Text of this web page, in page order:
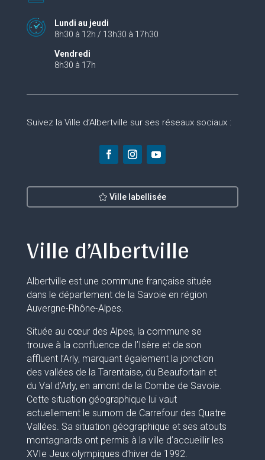
Lundi au jeudi
8h30 à 12h / 13h30 à 17h30
Vendredi
8h30 à 17h
Suivez la Ville d’Albertville sur ses réseaux sociaux :
Ville labellisée
Ville d’Albertville
Albertville est une commune française située
dans le département de la Savoie en région
Auvergne-Rhône-Alpes.
Située au cœur des Alpes, la commune se
trouve à la confluence de l’Isère et de son
affluent l’Arly, marquant également la jonction
des vallées de la Tarentaise, du Beaufortain et
du Val d’Arly, en amont de la Combe de Savoie.
Cette situation géographique lui vaut
actuellement le surnom de Carrefour des Quatre
Vallées. Sa situation géographique et ses atouts
montagnards ont permis à la ville d’accueillir les
XVIe Jeux olympiques d’hiver de 1992.